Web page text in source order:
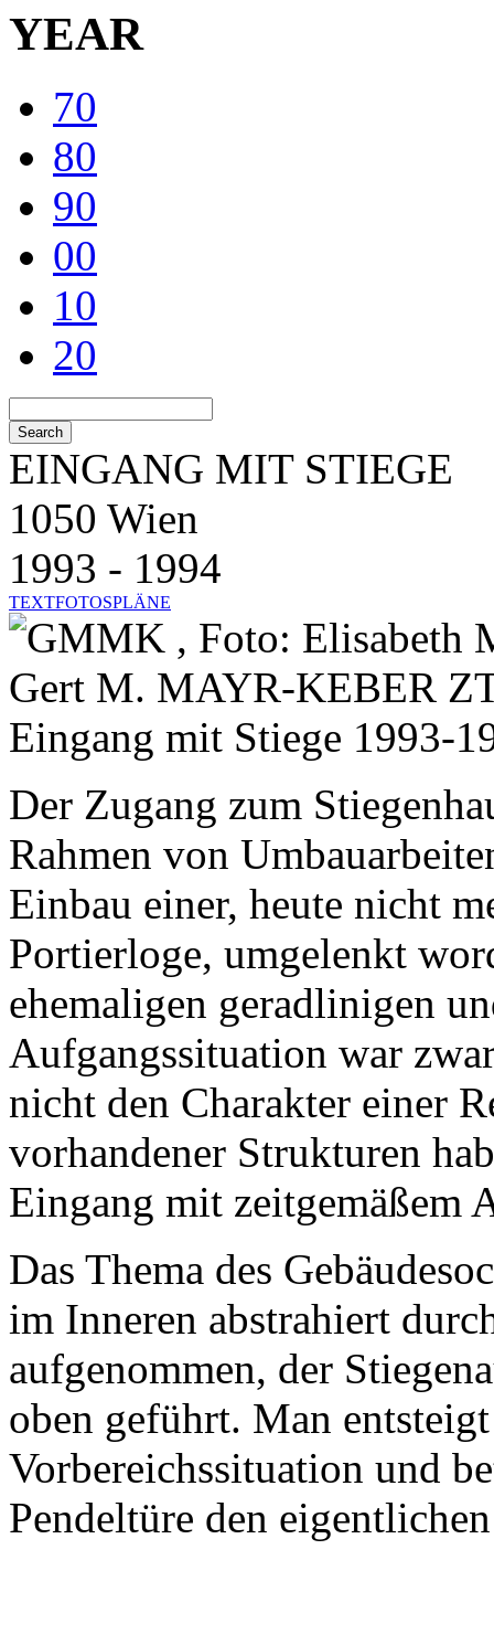
YEAR
70
80
90
00
10
20
EINGANG MIT STIEGE
1050 Wien
1993 - 1994
TEXTFOTOSPLÄNE
Der Zugang zum
Rahmen von
Einbau einer, heute nicht
Portierloge, umgelenkt
ehemaligen geradlinigen
Aufgangssituation war
nicht den Charakter einer
vorhandener Strukturen
Eingang mit zeitgemäßem
Das Thema des
im Inneren abstrahiert
aufgenommen, der
oben geführt. Man
Vorbereichssituation und
Pendeltüre den